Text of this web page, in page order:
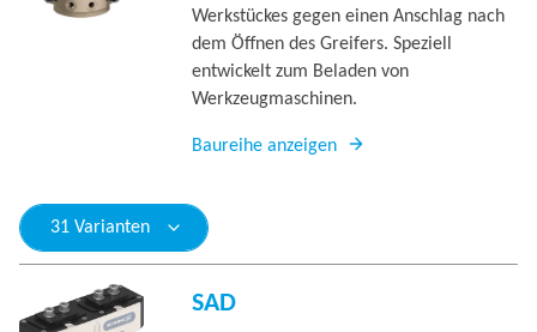
Werkstückes gegen einen Anschlag nach
dem Öffnen des Greifers. Speziell
entwickelt zum Beladen von
Werkzeugmaschinen.
Baureihe anzeigen
31 Varianten
SAD